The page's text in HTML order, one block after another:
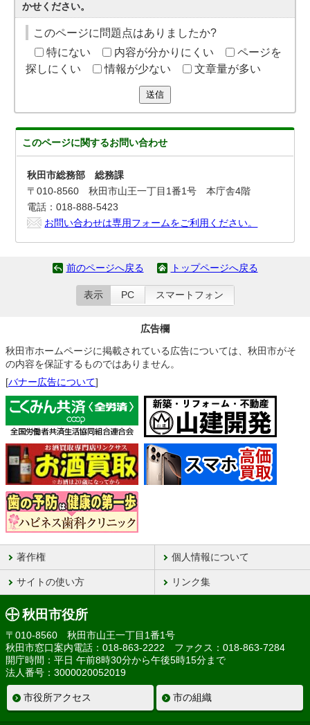
かせください。
このページに問題点はありましたか?
特にない
内容が分かりにくい
ページを
探しにくい
情報が少ない 文章量が多い
送信
このページに関するお問い合わせ
秋田市総務部 総務課
〒010-8560 秋田市山王一丁目1番1号 本庁舎4階
電話：018-888-5423
お問い合わせは専用フォームをご利用ください。
前のページへ戻る トップページへ戻る
表示 PC スマートフォン
広告欄
秋田市ホームページに掲載されている広告については、秋田市がそ
の内容を保証するものではありません。
[バナー広告について]
著作権 個人情報について
サイトの使い方 リンク集
秋田市役所
〒010-8560 秋田市山王一丁目1番1号
秋田市窓口案内電話：018-863-2222 ファクス：018-863-7284
開庁時間：平日 午前8時30分から午後5時15分まで
法人番号：3000020052019
市役所アクセス 市の組織